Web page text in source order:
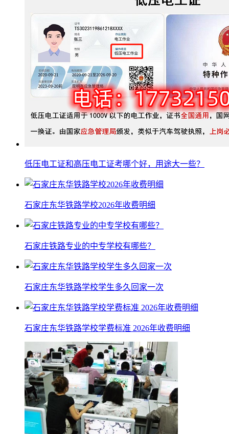
低压电工证和高压电工证考哪个好，用途大一些？
石家庄东华铁路学校2026年收费明细
石家庄铁路专业的中专学校有哪些？
石家庄东华铁路学校学生多久回家一次
石家庄东华铁路学校学费标准 2026年收费明细